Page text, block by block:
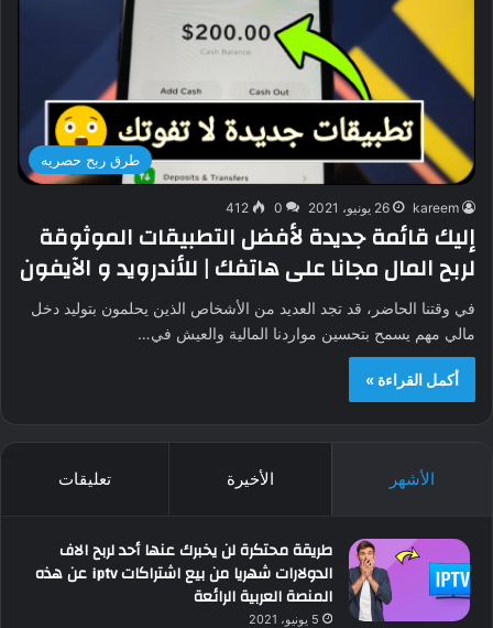
طرق ربح حصريه
kareem 26 يونيو، 2021 0
412
إليك قائمة جديدة لأفضل التطبيقات الموثوقة
لربح المال مجانا على هاتفك | للأندرويد و الآيفون
في وقتنا الحاضر، قد تجد العديد من الأشخاص الذين يحلمون بتوليد دخل
مالي مهم يسمح بتحسين مواردنا المالية والعيش في…
أكمل القراءة »
الأشهر الأخيرة تعليقات
طريقة محتكرة لن يخبرك عنها أحد لربح الاف
الدولارات شهريا من بيع اشتراكات iptv عن هذه
المنصة العربية الرائعة
5 يونيو، 2021